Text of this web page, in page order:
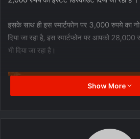
इसके साथ ही इस स्मार्टफोन पर 3,000 रुपये का
दिया जा रहा है, इस स्मार्टफोन पर आपको
भी दिया जा रहा है।
Show More